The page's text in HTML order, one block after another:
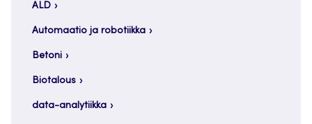
ALD
Automaatio ja robotiikka
Betoni
Biotalous
data-analytiikka